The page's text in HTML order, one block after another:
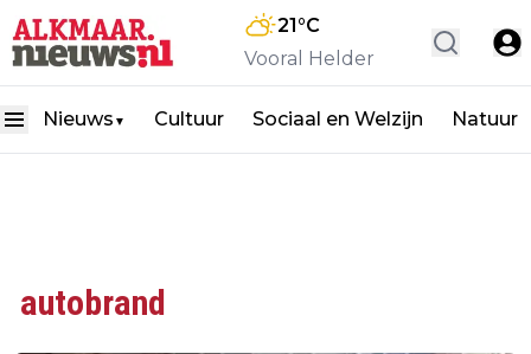
21°C
Vooral Helder
Nieuws ▼ Cultuur Sociaal en Welzijn Natuur
autobrand